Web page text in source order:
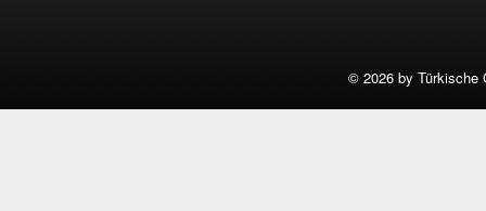
© 2026 by Türkische